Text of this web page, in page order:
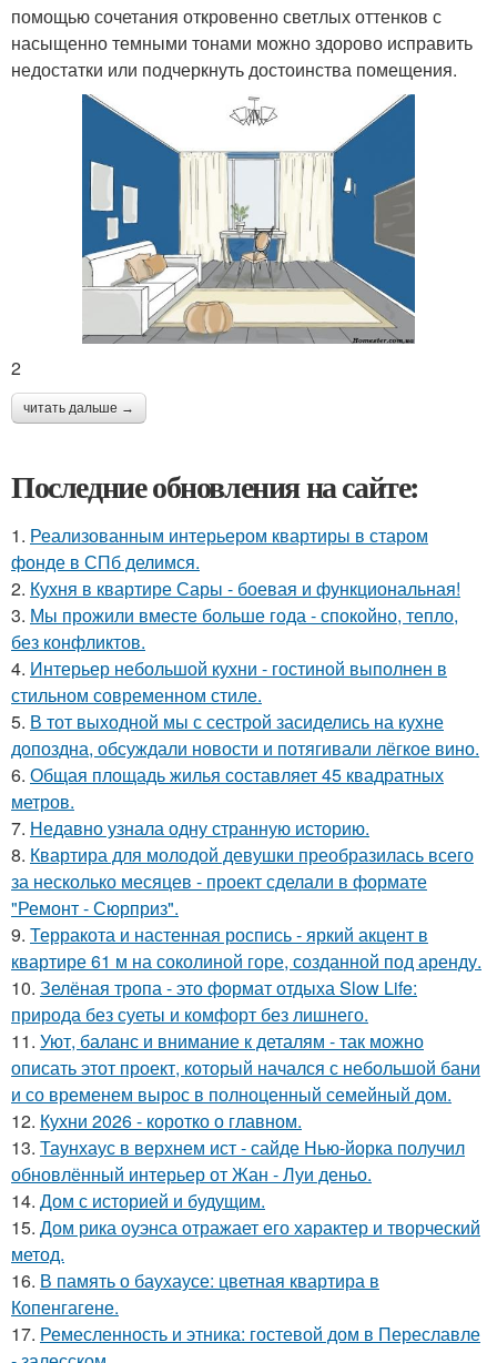
помощью сочетания откровенно светлых оттенков с
насыщенно темными тонами можно здорово исправить
недостатки или подчеркнуть достоинства помещения.
2
читать дальше →
Последние обновления на сайте:
1. Реализованным интерьером квартиры в старом
фонде в СПб делимся.
2. Кухня в квартире Сары - боевая и функциональная!
3. Мы прожили вместе больше года - спокойно, тепло,
без конфликтов.
4. Интерьер небольшой кухни - гостиной выполнен в
стильном современном стиле.
5. В тот выходной мы с сестрой засиделись на кухне
допоздна, обсуждали новости и потягивали лёгкое вино.
6. Общая площадь жилья составляет 45 квадратных
метров.
7. Недавно узнала одну странную историю.
8. Квартира для молодой девушки преобразилась всего
за несколько месяцев - проект сделали в формате
"Ремонт - Сюрприз".
9. Терракота и настенная роспись - яркий акцент в
квартире 61 м на соколиной горе, созданной под аренду.
10. Зелёная тропа - это формат отдыха Slow Life:
природа без суеты и комфорт без лишнего.
11. Уют, баланс и внимание к деталям - так можно
описать этот проект, который начался с небольшой бани
и со временем вырос в полноценный семейный дом.
12. Кухни 2026 - коротко о главном.
13. Таунхаус в верхнем ист - сайде Нью-йорка получил
обновлённый интерьер от Жан - Луи деньо.
14. Дом с историей и будущим.
15. Дом рика оуэнса отражает его характер и творческий
метод.
16. В память о баухаусе: цветная квартира в
Копенгагене.
17. Ремесленность и этника: гостевой дом в Переславле